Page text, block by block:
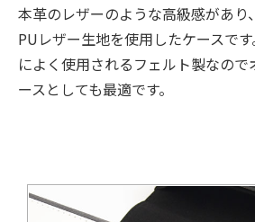
本革のレザーのような高級感があり
PUレザー生地を使用したケースで
によく使用されるフェルト製なの
ースとしても最適です。